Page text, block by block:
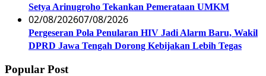
Setya Arinugroho Tekankan Pemerataan UMKM
02/08/202607/08/2026
Pergeseran Pola Penularan HIV Jadi Alarm Baru, Wakil
DPRD Jawa Tengah Dorong Kebijakan Lebih Tegas
Popular Post